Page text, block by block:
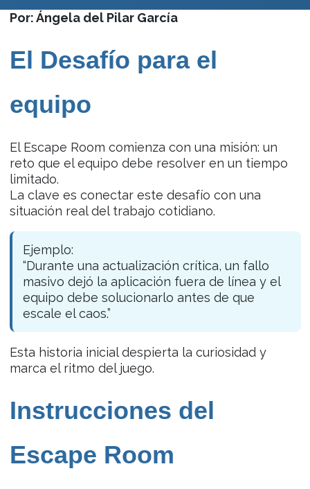
Por: Ángela del Pilar García
El Desafío para el
equipo
El Escape Room comienza con una misión: un
reto que el equipo debe resolver en un tiempo
limitado.
La clave es conectar este desafío con una
situación real del trabajo cotidiano.
Ejemplo:
“Durante una actualización crítica, un fallo
masivo dejó la aplicación fuera de línea y el
equipo debe solucionarlo antes de que
escale el caos.”
Esta historia inicial despierta la curiosidad y
marca el ritmo del juego.
Instrucciones del
Escape Room